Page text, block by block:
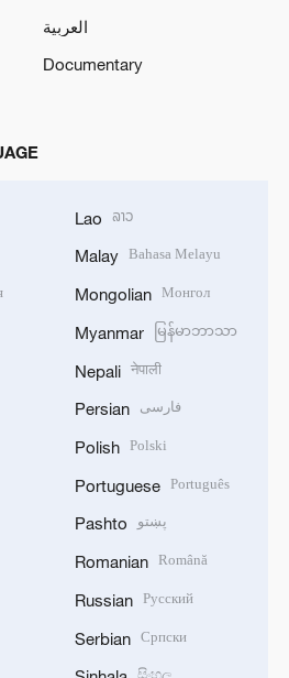
العربية
Documentary
Lao ລາວ
Malay Bahasa Melayu
Mongolian Монгол
Myanmar မြန်မာဘာသာ
Nepali नेपाली
Persian فارسی
Polish Polski
Portuguese Português
Pashto پښتو
Romanian Română
Russian Русский
Serbian Српски